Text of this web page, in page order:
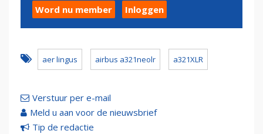
Word nu member Inloggen
aer lingus airbus a321neolr a321XLR
Verstuur per e-mail
Meld u aan voor de nieuwsbrief
Tip de redactie